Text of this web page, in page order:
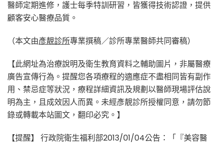
醫師定期進修，護士每季特訓研習，皆獲得技術認證，提供
顧客安心醫療品質。
（本文由彥靚診所專業撰稿／診所專業醫師共同審稿）
【此網址為治療說明及衛生教育資料之輔助圖片，非屬醫療
廣告宣傳行為。提醒您各項療程的適應症不盡相同皆有副作
用、禁忌症等狀況，療程詳細資訊及規劃以醫師現場評估說
明為主，且成效因人而異。未經彥靚診所授權同意，請勿節
錄或轉載本站圖文，翻印必究。】
【提醒】 行政院衛生福利部2013/01/04公告：「『美容醫